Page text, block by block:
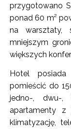
przygotowano
ponad 60 m²
na warsztaty,
mniejszym
większych
Hotel
pomieścić do
jedno-, dwu-
apartamenty z
klimatyzację,